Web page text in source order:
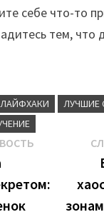
себе что-то
тем, что
ЛАЙФХАКИ
ЛУЧШИЕ